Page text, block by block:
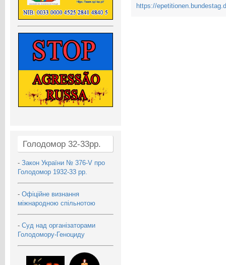
Голодомор 32-33рр.
- Закон України № 376-V про
Голодомор 1932-33 рр.
- Офіційне визнання
міжнародною спільнотою
- Суд над організаторами
Голодомору-Геноциду
https://